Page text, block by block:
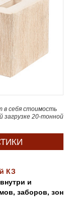
в себя стоимость
загрузке 20-тонной
КЗ
и
заборов, зон